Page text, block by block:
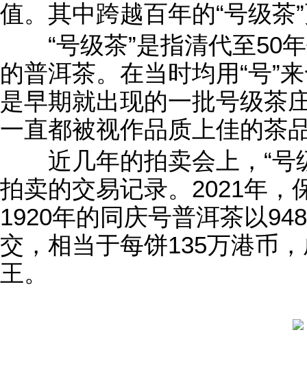
值。其中跨越百年的“号级茶
“号级茶”是指清代至50年
的普洱茶。在当时均用“号”
是早期就出现的一批号级茶
一直都被视作品质上佳的茶
近几年的拍卖会上，“号
拍卖的交易记录。2021年，
1920年的同庆号普洱茶以
交，相当于每饼135万港币
王。